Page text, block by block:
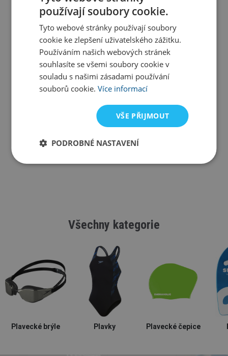
Všechny kategorie
Plavecké brýle Plavky Plavecké čepice
používají soubory cookie.
Tyto webové stránky používají soubory
cookie ke zlepšení uživatelského zážitku.
Používáním našich webových stránek
souhlasíte se všemi soubory cookie v
souladu s našimi zásadami používání
souborů cookie.Více informací
VŠE PŘIJMOUT
PODROBNÉ NASTAVENÍ